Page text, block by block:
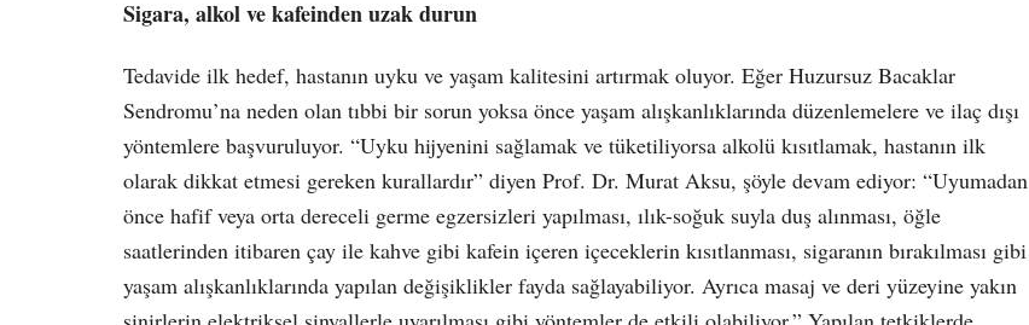
Sigara, alkol ve kafeinden uzak durun
Tedavide ilk hedef, hastanın uyku ve yaşam kalitesini artırmak oluyor. Eğer Huzursuz Bacaklar
Sendromu’na neden olan tıbbi bir sorun yoksa önce yaşam alışkanlıklarında düzenlemelere ve ilaç dışı
yöntemlere başvuruluyor. “Uyku hijyenini sağlamak ve tüketiliyorsa alkolü kısıtlamak, hastanın ilk
olarak dikkat etmesi gereken kurallardır” diyen Prof. Dr. Murat Aksu, şöyle devam ediyor: “Uyumadan
önce hafif veya orta dereceli germe egzersizleri yapılması, ılık-soğuk suyla duş alınması, öğle
saatlerinden itibaren çay ile kahve gibi kafein içeren içeceklerin kısıtlanması, sigaranın bırakılması gibi
yaşam alışkanlıklarında yapılan değişiklikler fayda sağlayabiliyor. Ayrıca masaj ve deri yüzeyine yakın